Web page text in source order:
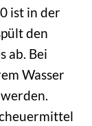
ist in der
den
ab. Bei
Wasser